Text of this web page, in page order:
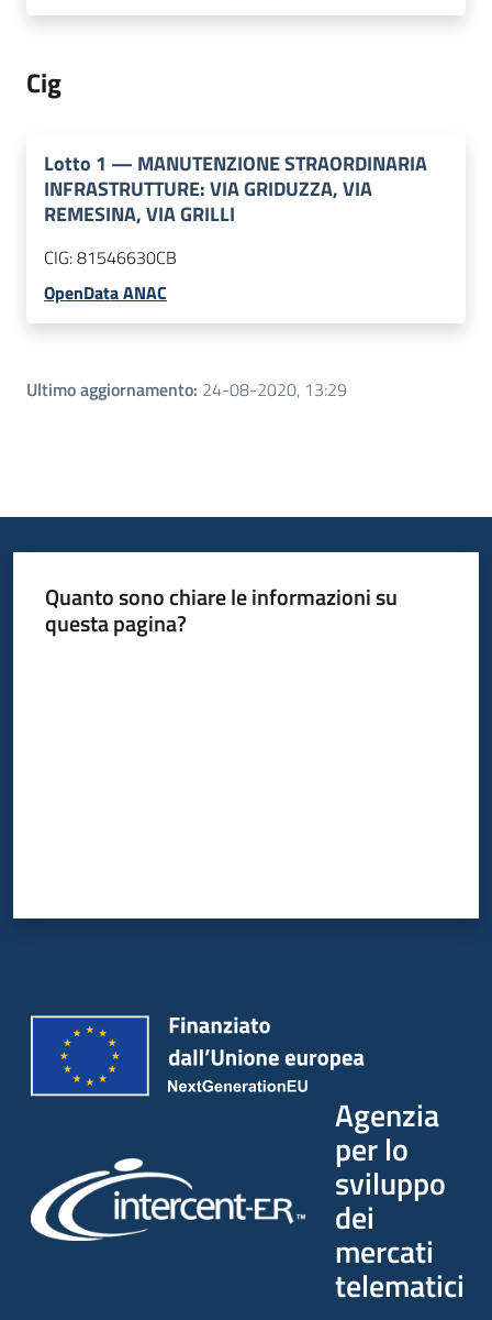
Cig
Lotto 1 — MANUTENZIONE STRAORDINARIA
INFRASTRUTTURE: VIA GRIDUZZA, VIA
REMESINA, VIA GRILLI
CIG:81546630CB
OpenData ANAC
Ultimo aggiornamento: 24-08-2020, 13:29
Quanto sono chiare le informazioni su
questa pagina?
Agenzia
per lo
sviluppo
dei
mercati
telematici